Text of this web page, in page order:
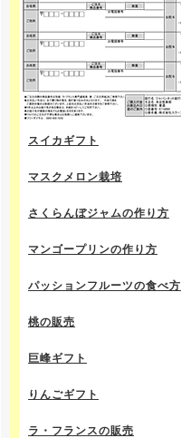
スイカギフト
マスクメロン栽培
さくらんぼジャムの作り方
マンゴープリンの作り方
パッションフルーツの食べ方
桃の販売
巨峰ギフト
りんごギフト
ラ・フランスの販売